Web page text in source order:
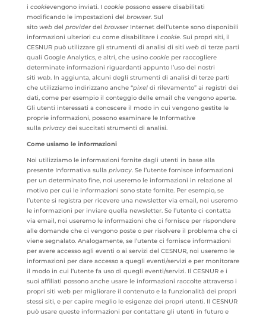
i cookievengono inviati. I cookiepossono essere disabilitati
modificando le impostazioni del browser. Sul
sito webdel providerdel browserInternet dell’utente sono disponibili
informazioni ulteriori cu come disabilitare i cookie. Sui propri siti, il
CESNUR può utilizzare gli strumenti di analisi di siti webdi terze parti
quali Google Analytics, e altri, che usino cookieper raccogliere
determinate informazioni riguardanti appunto l’uso dei nostri
siti web. In aggiunta, alcuni degli strumenti di analisi di terze parti
che utilizziamo indirizzano anche “pixeldi rilevamento” ai registri dei
dati, come per esempio il conteggio delle email che vengono aperte.
Gli utenti interessati a conoscere il modo in cui vengono gestite le
proprie informazioni, possono esaminare le Informative
sulla privacydei succitati strumenti di analisi.
Come usiamo le informazioni
Noi utilizziamo le informazioni fornite dagli utenti in base alla
presente Informativa sulla privacy. Se l’utente fornisce informazioni
per un determinato fine, noi useremo le informazioni in relazione al
motivo per cui le informazioni sono state fornite. Per esempio, se
l’utente si registra per ricevere una newsletter via email, noi useremo
le informazioni per inviare quella newsletter. Se l’utente ci contatta
via email, noi useremo le informazioni che ci fornisce per rispondere
alle domande che ci vengono poste o per risolvere il problema che ci
viene segnalato. Analogamente, se l’utente ci fornisce informazioni
per avere accesso agli eventi o ai servizi del CESNUR, noi useremo le
informazioni per dare accesso a quegli eventi/servizi e per monitorare
il modo in cui l’utente fa uso di quegli eventi/servizi. Il CESNUR e i
suoi affiliati possono anche usare le informazioni raccolte attraverso i
propri siti web per migliorare il contenuto e la funzionalità dei propri
stessi siti, e per capire meglio le esigenze dei propri utenti. Il CESNUR
può usare queste informazioni per contattare gli utenti in futuro e